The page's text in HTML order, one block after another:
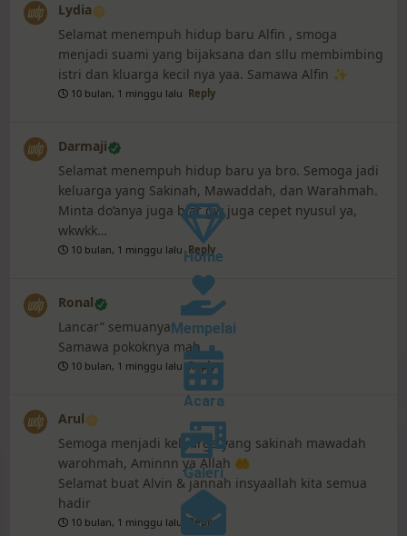
Lydia
Selamat menempuh hidup baru Alfin , smoga
menjadi suami yang bijaksana dan sllu membimbing
istri dan kluarga kecil nya yaa. Samawa Alfin ✨
10 bulan, 1 minggu lalu Reply
Darmaji
Selamat menempuh hidup baru ya bro. Semoga jadi
keluarga yang Sakinah, Mawaddah, dan Warahmah.
Minta do’anya juga biar gw juga cepet nyusul ya,
wkwkk…
10 bulan, 1 minggu lalu Reply
Ronal
Lancar” semuanya
Samawa pokoknya mah
10 bulan, 1 minggu lalu Reply
Arul
Semoga menjadi keluarga yang sakinah mawadah
warohmah, Aminnn ya Allah 🤲
Selamat buat Alvin & jannah insyaallah kita semua
hadir
10 bulan, 1 minggu lalu Reply
Home
Mempelai
Acara
Galeri